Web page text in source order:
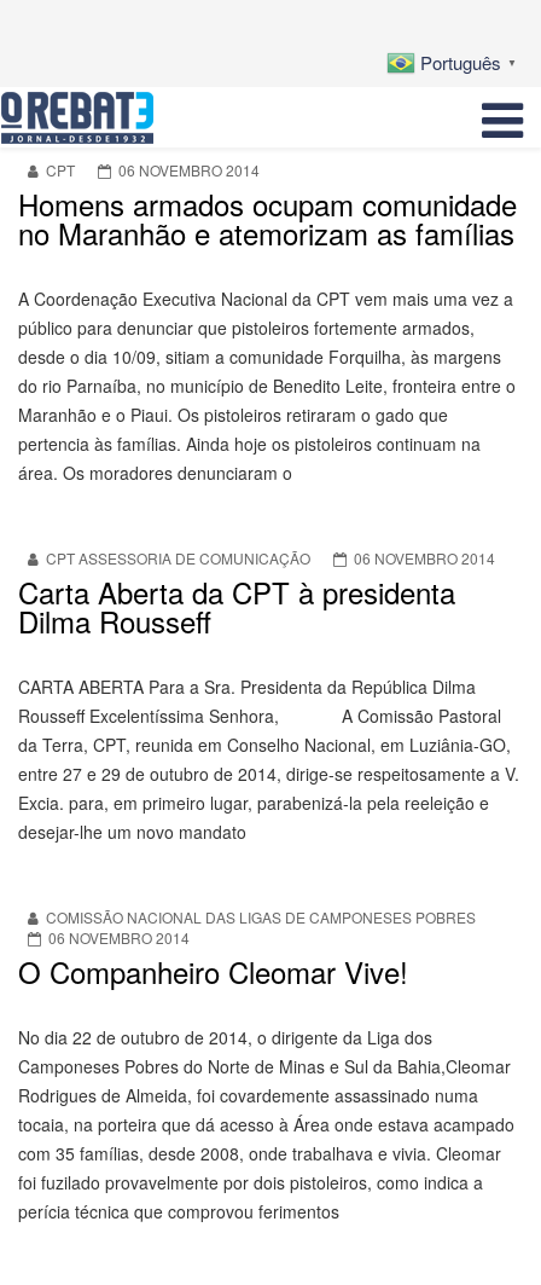
Português ▼
CPT 06 NOVEMBRO 2014
Homens armados ocupam comunidade
no Maranhão e atemorizam as famílias
A Coordenação Executiva Nacional da CPT vem mais uma vez a
público para denunciar que pistoleiros fortemente armados,
desde o dia 10/09, sitiam a comunidade Forquilha, às margens
do rio Parnaíba, no município de Benedito Leite, fronteira entre o
Maranhão e o Piaui. Os pistoleiros retiraram o gado que
pertencia às famílias. Ainda hoje os pistoleiros continuam na
área. Os moradores denunciaram o
CPT ASSESSORIA DE COMUNICAÇÃO 06 NOVEMBRO 2014
Carta Aberta da CPT à presidenta
Dilma Rousseff
CARTA ABERTA Para a Sra. Presidenta da República Dilma
Rousseff Excelentíssima Senhora, A Comissão Pastoral
da Terra, CPT, reunida em Conselho Nacional, em Luziânia-GO,
entre 27 e 29 de outubro de 2014, dirige-se respeitosamente a V.
Excia. para, em primeiro lugar, parabenizá-la pela reeleição e
desejar-lhe um novo mandato
COMISSÃO NACIONAL DAS LIGAS DE CAMPONESES POBRES
06 NOVEMBRO 2014
O Companheiro Cleomar Vive!
No dia 22 de outubro de 2014, o dirigente da Liga dos
Camponeses Pobres do Norte de Minas e Sul da Bahia,Cleomar
Rodrigues de Almeida, foi covardemente assassinado numa
tocaia, na porteira que dá acesso à Área onde estava acampado
com 35 famílias, desde 2008, onde trabalhava e vivia. Cleomar
foi fuzilado provavelmente por dois pistoleiros, como indica a
perícia técnica que comprovou ferimentos